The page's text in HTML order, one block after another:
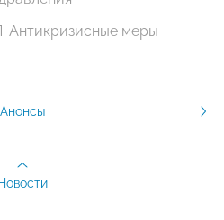
Антикризисные меры
Анонсы
Новости